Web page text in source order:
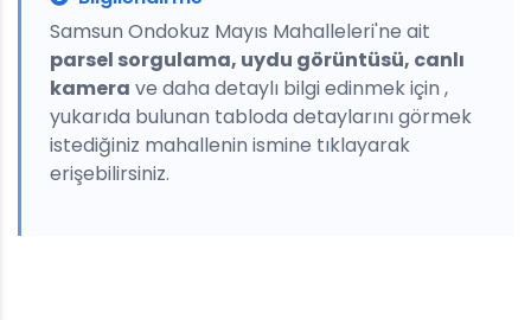
Samsun Ondokuz Mayıs Mahalleleri'ne ait
parsel sorgulama, uydu görüntüsü, canlı
kamera ve daha detaylı bilgi edinmek için ,
yukarıda bulunan tabloda detaylarını görmek
istediğiniz mahallenin ismine tıklayarak
erişebilirsiniz.